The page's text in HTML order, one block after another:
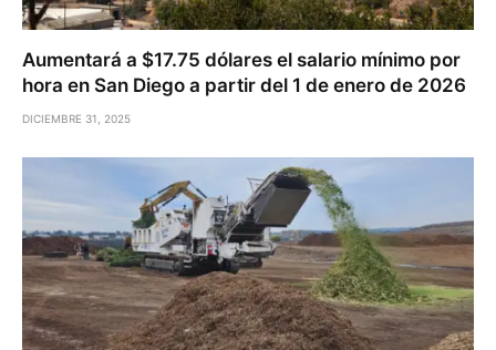
Aumentará a $17.75 dólares el salario mínimo por
hora en San Diego a partir del 1 de enero de 2026
DICIEMBRE 31, 2025